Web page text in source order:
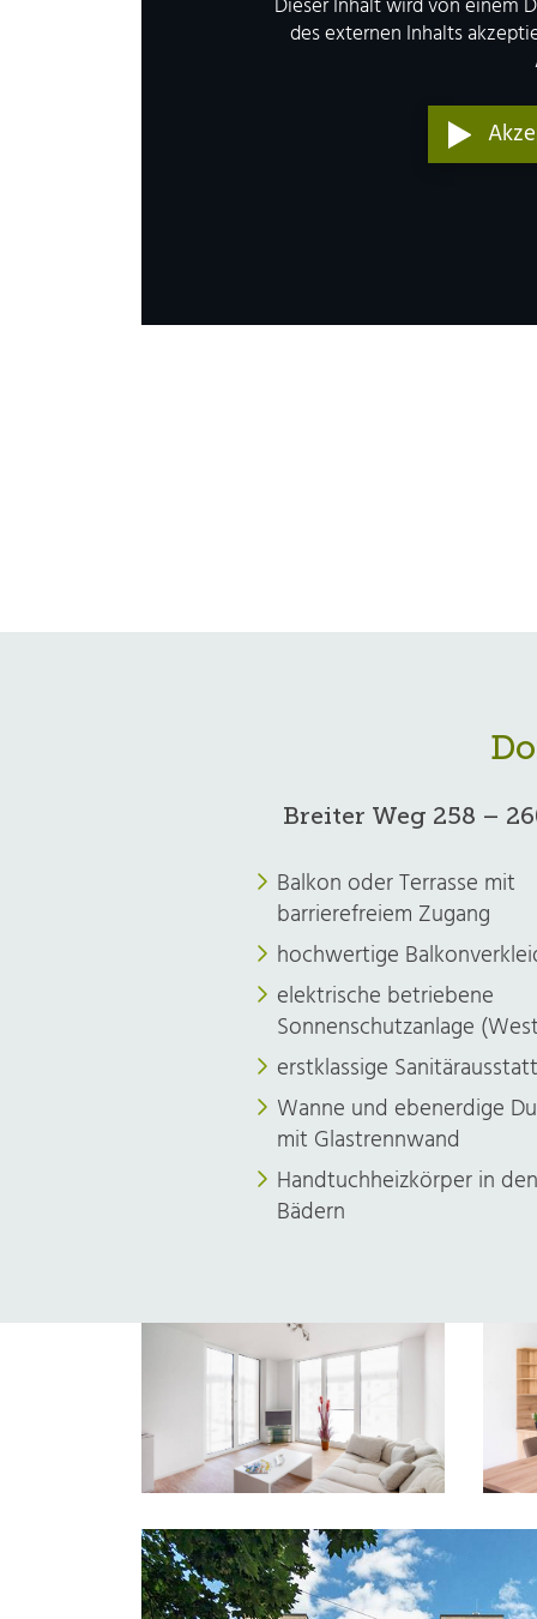
Dieser Inhalt wird von einem
des externen Inhalts
Breiter Weg 258 –
Balkon oder Terrasse mit
barrierefreiem Zugang
hochwertige
elektrische betriebene
Sonnenschutzanlage
erstklassige
Wanne und ebenerdige
mit Glastrennwand
Handtuchheizkörper in den
Bädern